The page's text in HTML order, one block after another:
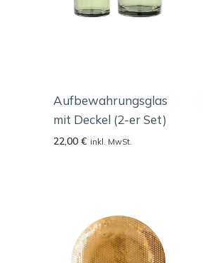
Aufbewahrungsglas
mit Deckel (2-er Set)
22,00€ inkl. MwSt.